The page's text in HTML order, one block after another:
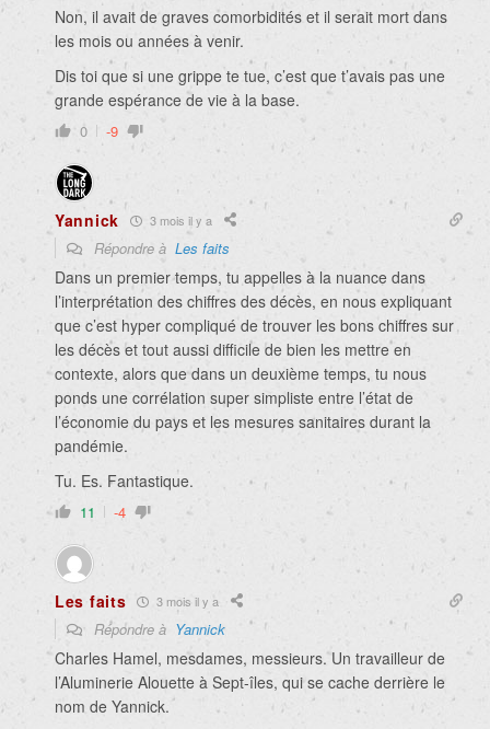
Non, il avait de graves comorbidités et il serait mort dans
les mois ou années à venir.
Dis toi que si une grippe te tue, c’est que t’avais pas une
grande espérance de vie à la base.
0 -9
Yannick 3 mois il y a
Répondre à Les faits
Dans un premier temps, tu appelles à la nuance dans
l’interprétation des chiffres des décès, en nous expliquant
que c’est hyper compliqué de trouver les bons chiffres sur
les décès et tout aussi difficile de bien les mettre en
contexte, alors que dans un deuxième temps, tu nous
ponds une corrélation super simpliste entre l’état de
l’économie du pays et les mesures sanitaires durant la
pandémie.
Tu. Es. Fantastique.
11 -4
Les faits 3 mois il y a
Répondre à Yannick
Charles Hamel, mesdames, messieurs. Un travailleur de
l’Aluminerie Alouette à Sept-îles, qui se cache derrière le
nom de Yannick.